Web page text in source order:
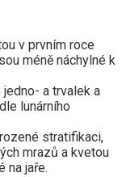
v prvním roce
méně náchylné k
a trvalek a
lunárního
stratifikaci,
mrazů a kvetou
na jaře.